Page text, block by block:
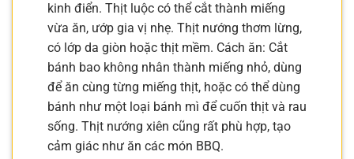
kinh điển. Thịt luộc có thể cắt thành miếng
vừa ăn, ướp gia vị nhẹ. Thịt nướng thơm lừng,
có lớp da giòn hoặc thịt mềm. Cách ăn: Cắt
bánh bao không nhân thành miếng nhỏ, dùng
để ăn cùng từng miếng thịt, hoặc có thể dùng
bánh như một loại bánh mì để cuốn thịt và rau
sống. Thịt nướng xiên cũng rất phù hợp, tạo
cảm giác như ăn các món BBQ.